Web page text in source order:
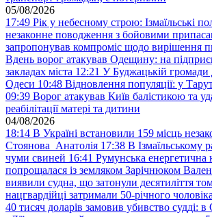
05/08/2026
17:49 Рік у небесному строю: Ізмаїльські
незаконне поводження з бойовими
запропонував компроміс щодо вирішення
Вдень ворог атакував Одещину: на
закладах міста 12:21 У Буджацькій громади
Одеси 10:48 Відновлення популяції: у
09:39 Ворог атакував Київ балістикою та
реабілітації матері та дитини
04/08/2026
18:14 В Україні встановили 159 місць
Стоянова Анатолія 17:38 В Ізмаїльському
чуми свиней 16:41 Румунська енергетична
попрощалася із земляком Зарічнюком
виявили судна, що затонули десятиліття
нацгвардійці затримали 50-річного
40 тисяч доларів замовив убивство судді: в